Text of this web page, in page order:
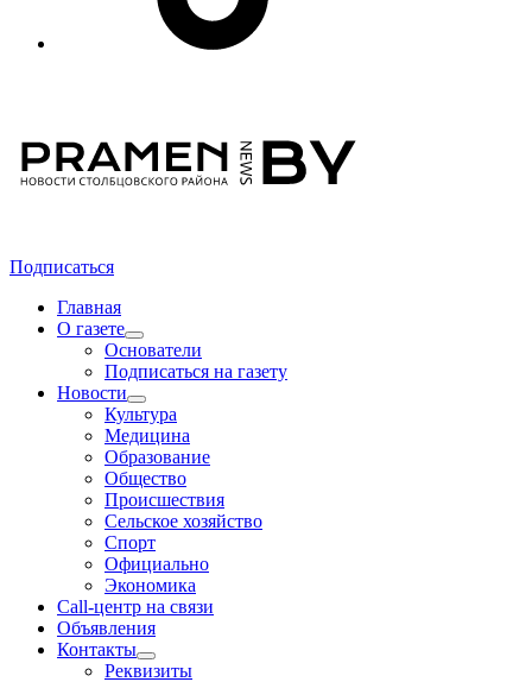
Подписаться
Главная
О газете
Основатели
Подписаться на газету
Новости
Культура
Медицина
Образование
Общество
Происшествия
Сельское хозяйство
Спорт
Официально
Экономика
Call-центр на связи
Объявления
Контакты
Реквизиты